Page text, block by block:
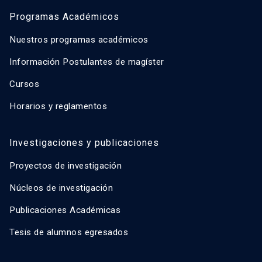
Programas Académicos
Nuestros programas académicos
Información Postulantes de magíster
Cursos
Horarios y reglamentos
Investigaciones y publicaciones
Proyectos de investigación
Núcleos de investigación
Publicaciones Académicas
Tesis de alumnos egresados